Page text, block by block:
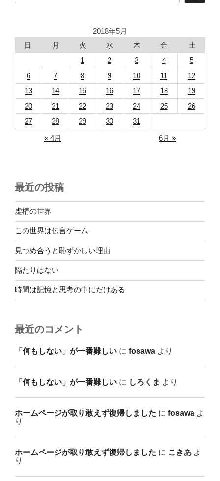
シ
2018年5月
日
月 火 水 木 金
土
1
2 3 4
5
6
7 8 9 10 11
12
13
14 15 16 17 18
19
20
21 22 23 24 25
26
27
28 29 30
31
« 4月
6月 »
最近の投稿
虚構の世界
この世界は伝言ゲーム
見つめ合うと恥ずかしい理由
隔たりはない
時間は記憶と思考の中にだけある
最近のコメント
「何もしない」が一番難しい に fosawa より
「何もしない」が一番難しい に しろくま より
ホームページが取り敢えず復帰しました に fosawa よ
り
ホームページが取り敢えず復帰しました に こきあ よ
り